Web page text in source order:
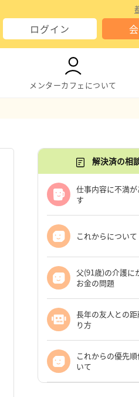
ログイン
メンターカフェについて
解決済の相
仕事内容に不満が
す
これからについて
父(91歳)の介護に
お金の問題
長年の友人との
り方
これからの優先
いて